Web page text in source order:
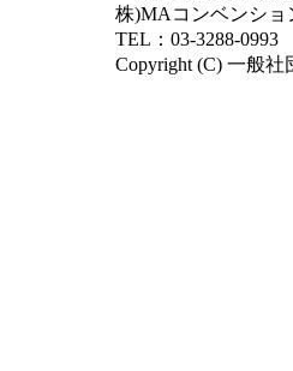
株)MAコンベンショ
TEL：03-3288-
Copyright (C) 一般